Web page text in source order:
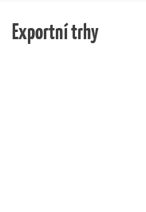
Exportní trhy